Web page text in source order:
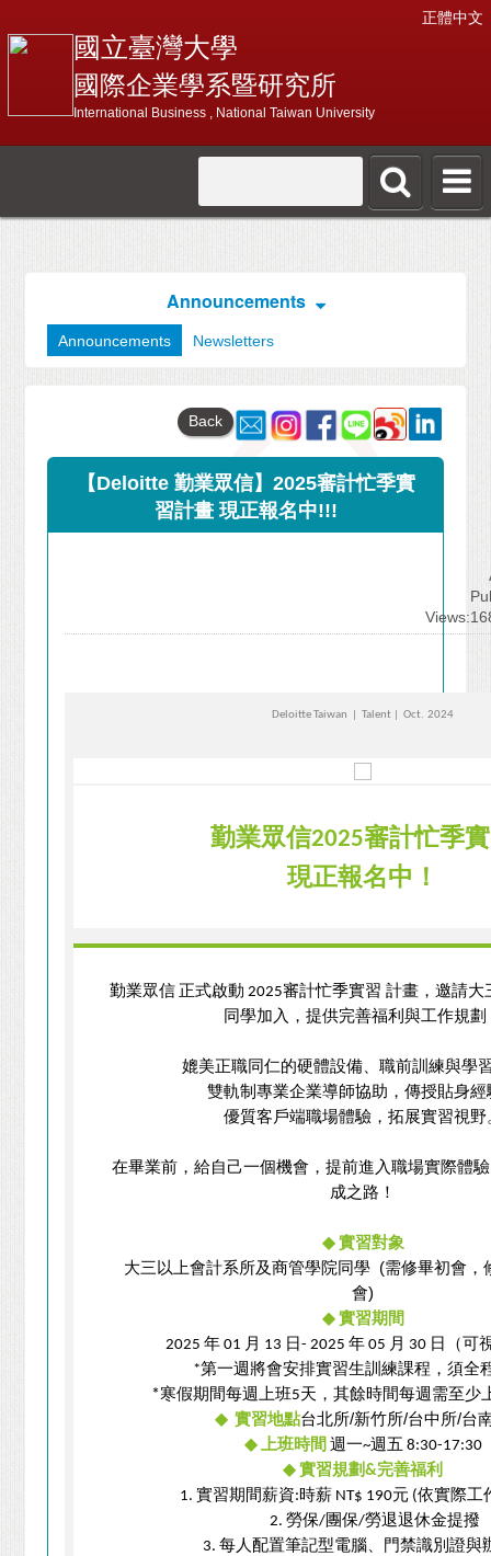
正體中文
國立臺灣大學
國際企業學系暨研究所
International Business , National Taiwan University
Announcements
Announcements Newsletters
Back
【Deloitte 勤業眾信】2025審計忙季實
習計畫 現正報名中!!!
Deloitte Taiwan |Talent | Oct. 2024
勤業眾信2025審計忙季
現正報名中！
勤業眾信 正式啟動 2025審計忙季實習 計畫，邀請大
同學加入，提供完善福利與工作規劃
媲美正職同仁的硬體設備、職前訓練與學
雙軌制專業企業導師協助，傳授貼身經
優質客戶端職場體驗，拓展實習視野
在畢業前，給自己一個機會，提前進入職場實際體
成之路！
◆實習對象
大三以上會計系所及商管學院同學 (需修畢初會，
會)
◆實習期間
2025 年01 月 13 日 - 2025 年05 月 30 日（可
*第一週將會安排實習生訓練課程，須全
*寒假期間每週上班5天，其餘時間每週需至少
◆ 實習地點台北所/新竹所/台中所/台
◆
上班時間 週一~週五8:30-17:30
◆ 實習規劃&完善福利
1. 實習期間薪資: 時薪NT$ 190元(依實際工
2.勞保/團保/勞退退休金提撥
3. 每人配置筆記型電腦、門禁識別證與